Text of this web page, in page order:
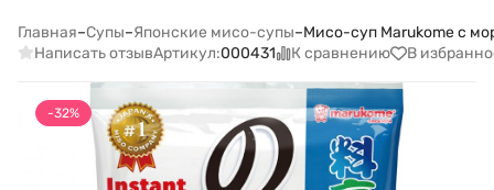
Главная–Супы–Японские мисо-супы–Мисо-суп Marukome с
Написать отзывАртикул:000431 К сравнению В
-32%